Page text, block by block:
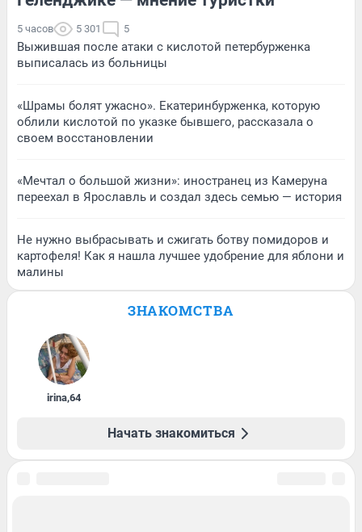
5 часов 5 301 5
Выжившая после атаки с кислотой петербурженка
выписалась из больницы
«Шрамы болят ужасно». Екатеринбурженка, которую
облили кислотой по указке бывшего, рассказала о
своем восстановлении
«Мечтал о большой жизни»: иностранец из Камеруна
переехал в Ярославль и создал здесь семью — история
Не нужно выбрасывать и сжигать ботву помидоров и
картофеля! Как я нашла лучшее удобрение для яблони и
малины
ЗНАКОМСТВА
irina,64
Начать знакомиться